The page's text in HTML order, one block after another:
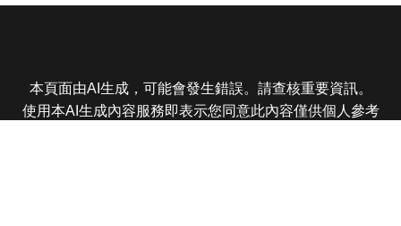
本頁面由AI生成，可能會發生錯誤。請查核重要資訊。
使用本AI生成內容服務即表示您同意此內容僅供個人參考